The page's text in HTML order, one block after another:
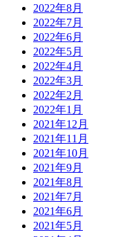
2022年8月
2022年7月
2022年6月
2022年5月
2022年4月
2022年3月
2022年2月
2022年1月
2021年12月
2021年11月
2021年10月
2021年9月
2021年8月
2021年7月
2021年6月
2021年5月